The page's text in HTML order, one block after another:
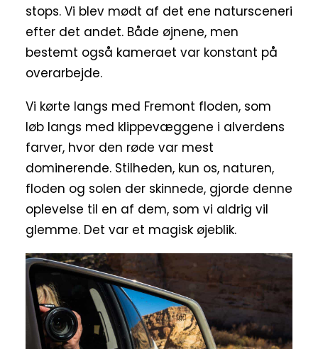
stops. Vi blev mødt af det ene natursceneri
efter det andet. Både øjnene, men
bestemt også kameraet var konstant på
overarbejde.
Vi kørte langs med Fremont floden, som
løb langs med klippevæggene i alverdens
farver, hvor den røde var mest
dominerende. Stilheden, kun os, naturen,
floden og solen der skinnede, gjorde denne
oplevelse til en af dem, som vi aldrig vil
glemme. Det var et magisk øjeblik.